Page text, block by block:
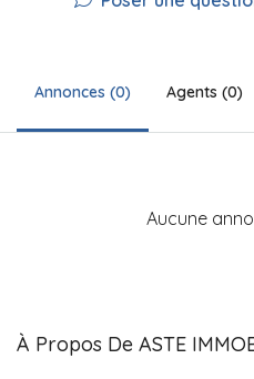
Annonces (0) Agents (0)
Aucune
À Propos De ASTE